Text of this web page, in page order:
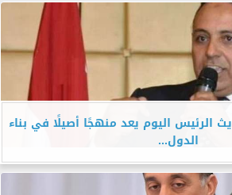
الرئيس اليوم يعد منهجًا أصيلًا في بناء
الدول...